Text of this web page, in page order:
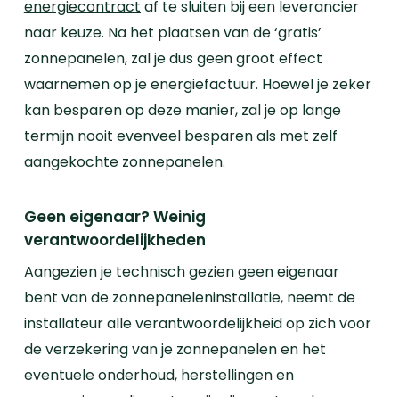
energiecontract af te sluiten bij een leverancier
naar keuze. Na het plaatsen van de ‘gratis’
zonnepanelen, zal je dus geen groot effect
waarnemen op je energiefactuur. Hoewel je zeker
kan besparen op deze manier, zal je op lange
termijn nooit evenveel besparen als met zelf
aangekochte zonnepanelen.
Geen eigenaar? Weinig
verantwoordelijkheden
Aangezien je technisch gezien geen eigenaar
bent van de zonnepaneleninstallatie, neemt de
installateur alle verantwoordelijkheid op zich voor
de verzekering van je zonnepanelen en het
eventuele onderhoud, herstellingen en